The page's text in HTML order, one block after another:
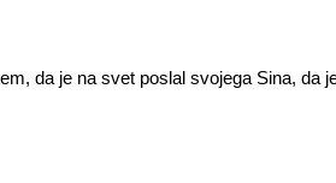
da je na svet poslal svojega Sina, da